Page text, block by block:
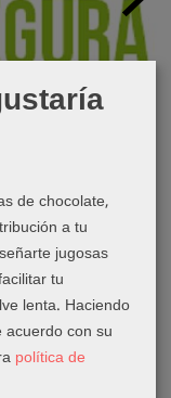
de chocolate,
a tu
jugosas
tu
lenta. Haciendo
con su
política de